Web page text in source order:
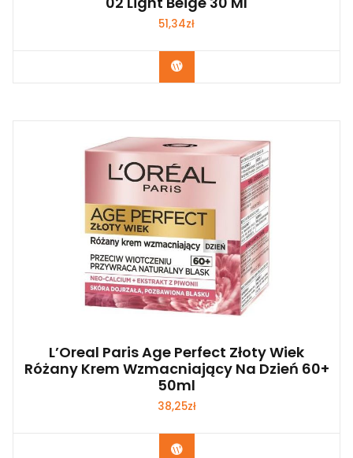
51,34zł
Zobacz
L’Oreal Paris Age Perfect Złoty Wiek
Różany Krem Wzmacniający Na Dzień 60+
50ml
38,25zł
Zobacz